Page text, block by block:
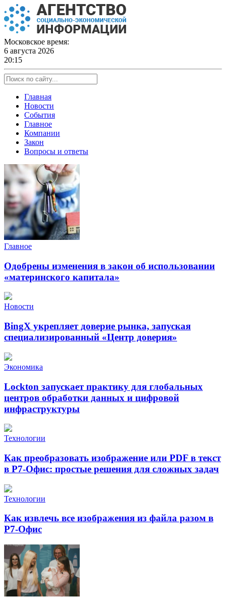
Skip
to
content
Московское время:
6 августа 2026
20:15
Главная
Новости
События
Главное
Компании
Закон
Вопросы и ответы
Главное
Одобрены изменения в закон об использовании
«материнского капитала»
Новости
BingX укрепляет доверие рынка, запуская
специализированный «Центр доверия»
Экономика
Lockton запускает практику для глобальных
центров обработки данных и цифровой
инфраструктуры
Технологии
Как преобразовать изображение или PDF в текст
в Р7-Офис: простые решения для сложных задач
Технологии
Как извлечь все изображения из файла разом в
Р7-Офис